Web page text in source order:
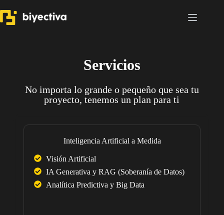
Servicios
No importa lo grande o pequeño que sea tu
proyecto, tenemos un plan para ti
Inteligencia Artificial a Medida
Visión Artificial
IA Generativa y RAG (Soberanía de Datos)
Analítica Predictiva y Big Data